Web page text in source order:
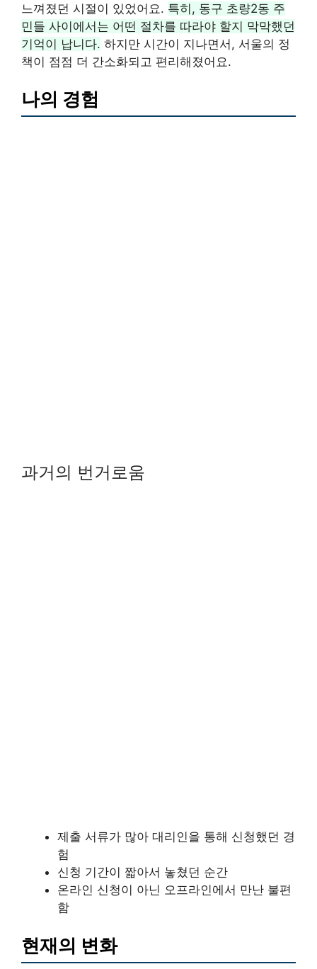
느껴졌던 시절이 있었어요. 특히, 동구 초량2동 주
민들 사이에서는 어떤 절차를 따라야 할지 막막했던
기억이 납니다. 하지만 시간이 지나면서, 서울의 정
책이 점점 더 간소화되고 편리해졌어요.
나의 경험
과거의 번거로움
제출 서류가 많아 대리인을 통해 신청했던 경
험
신청 기간이 짧아서 놓쳤던 순간
온라인 신청이 아닌 오프라인에서 만난 불편
함
현재의 변화